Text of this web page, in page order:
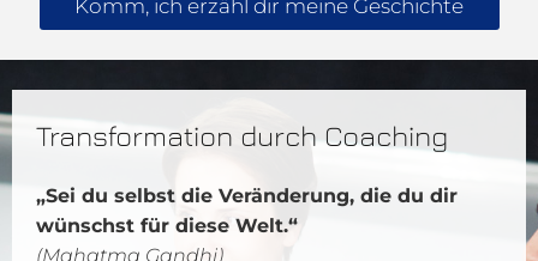
Komm, ich erzähl dir meine Geschichte
Transformation durch Coaching
„Sei du selbst die Veränderung, die du dir
wünschst für diese Welt.“
(Mahatma Gandhi)